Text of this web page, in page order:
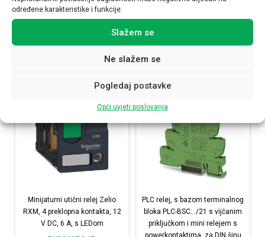
određene karakteristike i funkcije.
Slažem se
Ne slažem se
Pogledaj postavke
Opći uvjeti poslovanja
Industrijski utični relej s power kontaktima, 4 PDT,
Minijaturni utični relej Zelio
RXM, 4 preklopna kontakta, 12
V DC, 6 A, s LEDom
PLC relej, s bazom terminalnog
bloka PLC-BSC…/21 s vijčanim
priključkom i mini relejem s
powerkontaktima, za DIN šinu